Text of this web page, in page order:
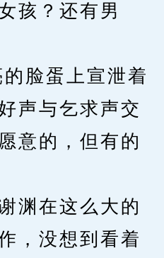
孩？还有男
脸蛋上宣泄着
声与乞求声交
意的，但有的
在这么大的
，没想到看着